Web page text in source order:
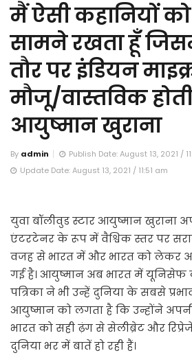
मैं ऐसी कहानियों
सामने रखता हूँ
तौर पर इंडियन
मौजू/वास्तविक होती
आयुष्मान खुराना
By admin
Publish Date: August 13, 2021 /
Update Date: August 13, 2021 / 11:51 am
युवा बॉलीवुड स्टार आयुष्मान
एंटरटेनर के रूप में वैश्विक स्तर पर
वजह से भारत में और भारत को लेकर
गई है। आयुष्मान अब भारत में यूनिसेफ
पत्रिका ने भी उन्हें दुनिया के सबसे
आयुष्मान को लगता है कि उन्होंने
भारत को सही ढ़ंग से सेलीब्रेट और
दुनिया भर में बातें हो रही हैं।